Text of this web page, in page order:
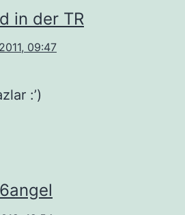
in der TR
09:47
:’)